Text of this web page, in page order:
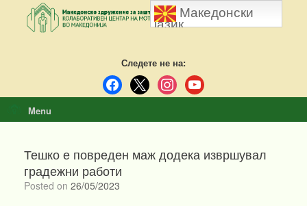
content
Следете не на:
facebook
x instagramyoutube
Menu
Тешко е повреден маж додека извршувал
градежни работи
Posted on 26/05/2023
Македонски
јазик